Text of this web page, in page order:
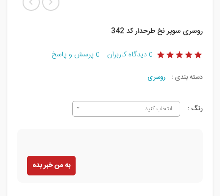
روسری سوپر نخ طرحدار کد 342
0 دیدگاه کاربران 0 پرسش و پاسخ
دسته بندی : روسری
رنگ : انتخاب کنید
به من خبر بده